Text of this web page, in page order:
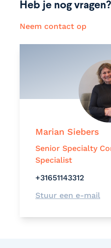
Heb je nog vragen?
Neem contact op
Marian Siebers
Senior Specialty
Specialist
+31651143312
Stuur een e-mail